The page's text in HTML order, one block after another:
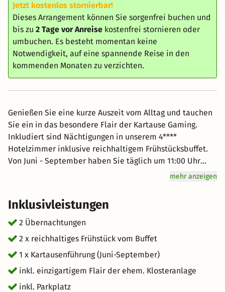
Jetzt kostenlos stornierbar!
Dieses Arrangement können Sie sorgenfrei buchen und
bis zu 2 Tage vor Anreise kostenfrei stornieren oder
umbuchen. Es besteht momentan keine
Notwendigkeit, auf eine spannende Reise in den
kommenden Monaten zu verzichten.
Genießen Sie eine kurze Auszeit vom Alltag und tauchen
Sie ein in das besondere Flair der Kartause Gaming.
Inkludiert sind Nächtigungen in unserem 4****
Hotelzimmer inklusive reichhaltigem Frühstücksbuffet.
Von Juni - September haben Sie täglich um 11:00 Uhr
(außer Samstags) die Möglichkeit an einer für Sie
Sie ein in die Geschichte der ehemaligen Klosteranlage
Kartause Gaming – das Leben der Mönche, imposante
Fresken und vieles mehr. Anschließend lassen Sie sich
von unserem tollen Kartausenrestaurant kulinarisch
verwöhnen und genießen unser hauseigen gebrautes
Bier. Wir freuen uns sehr auf Ihren Besuch!
mehr anzeigen
Inklusivleistungen
2 Übernachtungen
2 x reichhaltiges Frühstück vom Buffet
1 x Kartausenführung (Juni-September)
inkl. einzigartigem Flair der ehem. Klosteranlage
inkl. Parkplatz